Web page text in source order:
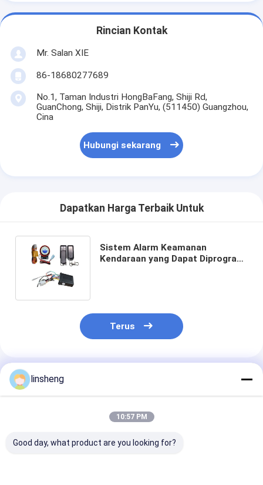
Rincian Kontak
Mr. Salan XIE
86-18680277689
No.1, Taman Industri HongBaFang, Shiji Rd,
GuanChong, Shiji, Distrik PanYu, (511450) Guangzhou,
Cina
Hubungi sekarang
Dapatkan Harga Terbaik Untuk
Sistem Alarm Keamanan
Kendaraan yang Dapat Diprogram
Terus
Rekomendasi Produk
linsheng
10:57 PM
Good day, what product are you looking for?